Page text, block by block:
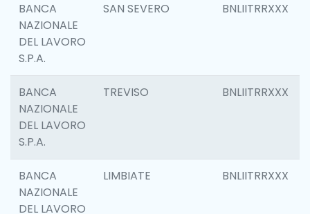
BANCA
NAZIONALE
DEL LAVORO
S.P.A.
SAN SEVERO BNLIITRRXXX
BANCA
NAZIONALE
DEL LAVORO
S.P.A.
TREVISO BNLIITRRXXX
BANCA
NAZIONALE
DEL LAVORO
LIMBIATE BNLIITRRXXX